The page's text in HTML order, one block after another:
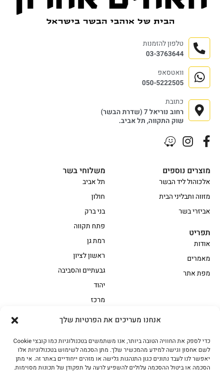
אנחנו מעריכים את הפרטיות שלך
כדי לספק את החוויה הטובה ביותר, אנו משתמשים בטכנולוגיות כמו קובצי Cookie
לשם אחסון וגישה למידע מהמכשיר שלך. מתן הסכמה לשימוש בטכנולוגיות אלו
יאפשר לנו לעבד נתונים כגון התנהגות גלישה או מזהים ייחודיים באתר זה. אי מתן
הסכמה או ביטול ההסכמה עלולים להשפיע לרעה על תפקודן של תכונות מסוימות.
אווז
בשר בקר משובח
בשר בקר עגלה משובח
בשר למעשנת
משלוחי בשר
תל אביב
חולון
בני ברק
פתח תקווה
רמת גן
ראשון לציון
גבעתיים והסביבה
יהוד
מרכז
מוצרים נוספים
אלכוהול ליד הבשר
מזווה ותבליני הבית
אביזרי בשר
תפריט
אודות
מאמרים
מפת אתר
טלפון להזמנות
03-3763644
וואטסאפ
050-5222505
כתובת
רחוב נוריאל 7 (שדרת הבשר)
שוק התקווה, תל אביב.